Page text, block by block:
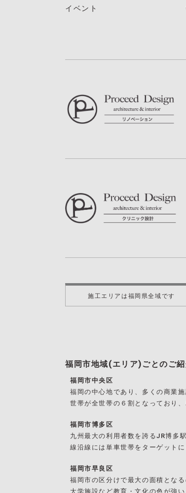
イベント
施工エリアは福岡県全域です
福岡市地域(エリア)ごとのご
福岡市中央区
福岡の中心地であり、多くの商業
世帯が全世帯の６割となっており
福岡市博多区
九州最大の利用者数を誇るJR博多
線沿線には単車世帯をターゲット
福岡市早良区
福岡市の区分けで最大の面積とな
大学施設など教育・文化の色が強